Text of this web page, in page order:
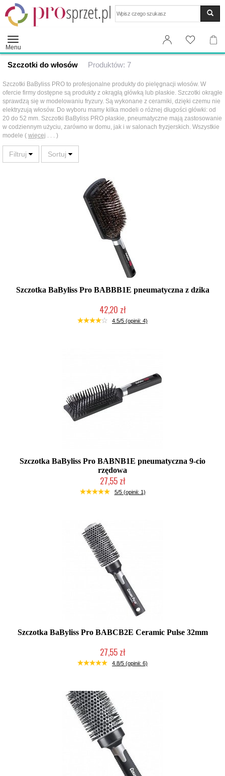
Menu
Szczotki do włosów Produktów: 7
Szczotki BaByliss PRO to profesjonalne produkty do pielęgnacji włosów. W
ofercie firmy dostępne są produkty z okrągłą główką lub płaskie. Szczotki okrągłe
sprawdzą się w modelowaniu fryzury. Są wykonane z ceramiki, dzięki czemu nie
elektryzują włosów. Do wyboru mamy kilka modeli o różnej długości główki: od
20 do 52 mm. Szczotki BaByliss PRO płaskie, pneumatyczne mają zastosowanie
w codziennym użyciu, zarówno w domu, jak i w salonach fryzjerskich. Wszystkie
modele ( więcej . . . )
Szczotka BaByliss Pro BABBB1E pneumatyczna z dzika
42,20 zł
Duża ilość (wysyłka w 24h)
4.5/5 (opinii: 4)
Szczotka BaByliss Pro BABNB1E pneumatyczna 9-cio
rzędowa
27,55 zł
Duża ilość (wysyłka w 24h)
5/5 (opinii: 1)
Szczotka BaByliss Pro BABCB2E Ceramic Pulse 32mm
27,55 zł
Duża ilość (wysyłka w 24h)
4.8/5 (opinii: 6)